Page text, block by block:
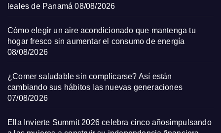
leales de Panamá 08/08/2026
Cómo elegir un aire acondicionado que mantenga tu
hogar fresco sin aumentar el consumo de energía
08/08/2026
¿Comer saludable sin complicarse? Así están
cambiando sus hábitos las nuevas generaciones
07/08/2026
Ella Invierte Summit 2026 celebra cinco añosimpulsando